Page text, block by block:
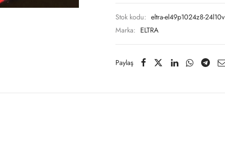
Stok kodu: eltra-el49p1024z8-24l10v
Marka: ELTRA
Paylaş